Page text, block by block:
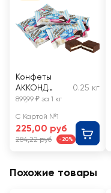
Конфеты
АККОНД
Птица
десерт,
весовые
0.25 кг
899,99 ₽ за 1 кг
С Картой №1
225,00 руб
284,22 руб -20%
Похожие товары